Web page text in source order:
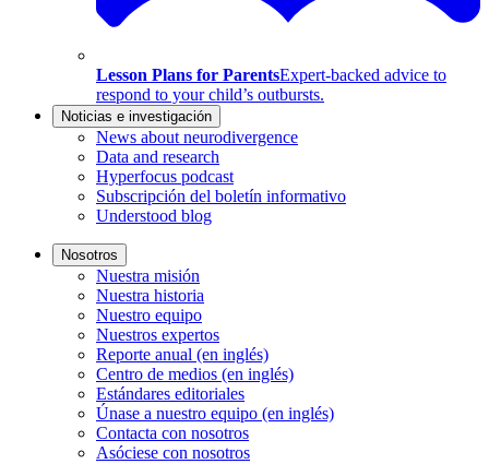
Lesson Plans for ParentsExpert-backed advice to
respond to your child’s outbursts.
Noticias e investigación
News about neurodivergence
Data and research
Hyperfocus podcast
Subscripción del boletín informativo
Understood blog
Nosotros
Nuestra misión
Nuestra historia
Nuestro equipo
Nuestros expertos
Reporte anual (en inglés)
Centro de medios (en inglés)
Estándares editoriales
Únase a nuestro equipo (en inglés)
Contacta con nosotros
Asóciese con nosotros